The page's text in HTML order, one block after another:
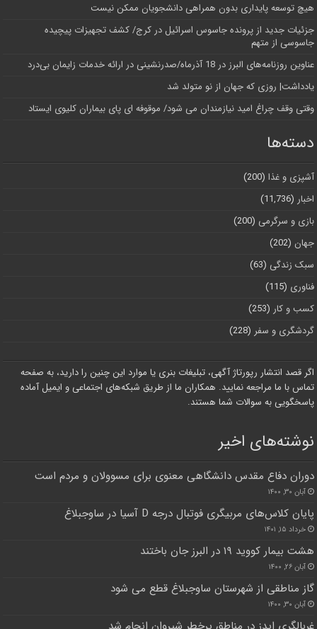
هیچ توسعه پایداری بدون همراهی دانشجویان ممکن نیست
جزئیات جدید از پرونده جاسوس اسرائیل در کرج/‌ کشف تجهیزات پیچیده
جاسوسی از متهم
عناوین روزنامه‌های البرز در ‌18 آذرماه/صدرنشینی در ارائه خدمات زایمان بی‌درد
یادداشت| روزی که جهان از نو متولد شد
وقتی وقف چراغ امید نیازمندان می شود/ موقوفه ای پای بیماران کلیوی ایستاد
دسته‌ها
آشپزی و غذا (200)
اخبار (11,736)
بازی و سرگرمی (200)
جهان (202)
سبک زندگی (63)
فناوری (115)
کسب و کار (253)
گردشگری و سفر (228)
اگر قصد انتشار رپورتاژ آگهی، تبلیغات بنری یا موارد این چنین را دارید، به صفحه
تماس با ما مراجعه نمایید. همکاران ما از طریق شبکه‌های اجتماعی و ایمیل آماده
پاسخگویی به سوالات شما هستند.
نوشته‌های اخیر
دوران دفاع مقدس دانشگاهی معنوی برای مسوولان و مردم است
آبان ۳۰, ۱۴۰۰
پایان کلاس‌های مربیگری فوتبال درجه D آسیا در ساوجبلاغ
خرداد ۱۵, ۱۴۰۱
هشت بیمار کووید ۱۹ در البرز جان باختند
آبان ۲۶, ۱۴۰۰
گاز مناطقی از شهرستان ساوجبلاغ قطع می شود
آبان ۳۰, ۱۴۰۰